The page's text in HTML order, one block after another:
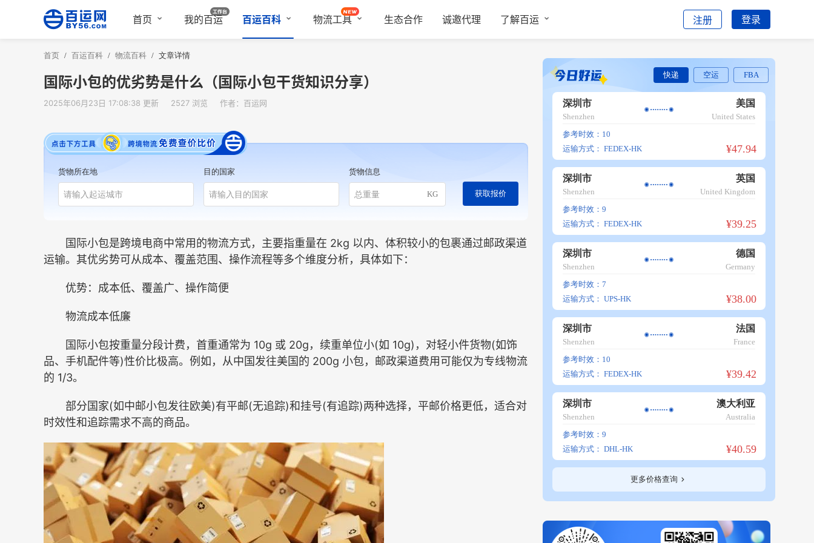
首页 我的百运 百运百科 物流工具 生态合作 诚邀代理 了解百运 注册 登录
首页 / 百运百科 / 物流百科 / 文章详情
国际小包的优劣势是什么（国际小包干货知识分享）
2025年06月23日 17:08:38 更新 2527 浏览 作者：百运网
货物所在地 目的国家 货物信息
KG 获取报价
国际小包是跨境电商中常用的物流方式，主要指重量在 2kg 以内、体积较小的包裹通过邮政渠道
运输。其优劣势可从成本、覆盖范围、操作流程等多个维度分析，具体如下：
优势：成本低、覆盖广、操作简便
物流成本低廉
国际小包按重量分段计费，首重通常为 10g 或 20g，续重单位小(如 10g)，对轻小件货物(如饰
品、手机配件等)性价比极高。例如，从中国发往美国的 200g 小包，邮政渠道费用可能仅为专线物流
的 1/3。
部分国家(如中邮小包发往欧美)有平邮(无追踪)和挂号(有追踪)两种选择，平邮价格更低，适合对
时效性和追踪需求不高的商品。
快递 空运 FBA
深圳市
Shenzhen
美国
United States
参考时效：10
运输方式： FEDEX-HK ¥47.94
深圳市
Shenzhen
英国
United Kingdom
参考时效：9
运输方式： FEDEX-HK ¥39.25
深圳市
Shenzhen
德国
Germany
参考时效：7
运输方式： UPS-HK ¥38.00
深圳市
Shenzhen
法国
France
参考时效：10
运输方式： FEDEX-HK ¥39.42
深圳市
Shenzhen
澳大利亚
Australia
参考时效：9
运输方式： DHL-HK ¥40.59
更多价格查询